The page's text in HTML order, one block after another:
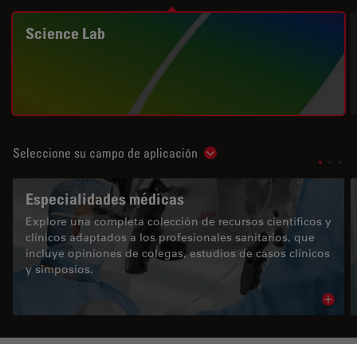
Science Lab
Seleccione su campo de aplicación Show subnavigation
Especialidades médicas
Explore una completa colección de recursos científicos y
clínicos adaptados a los profesionales sanitarios, que
incluye opiniones de colegas, estudios de casos clínicos
y simposios.